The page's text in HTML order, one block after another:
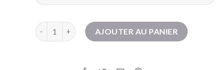
quantité de mary jane shoesAJOUTER AU PANIER